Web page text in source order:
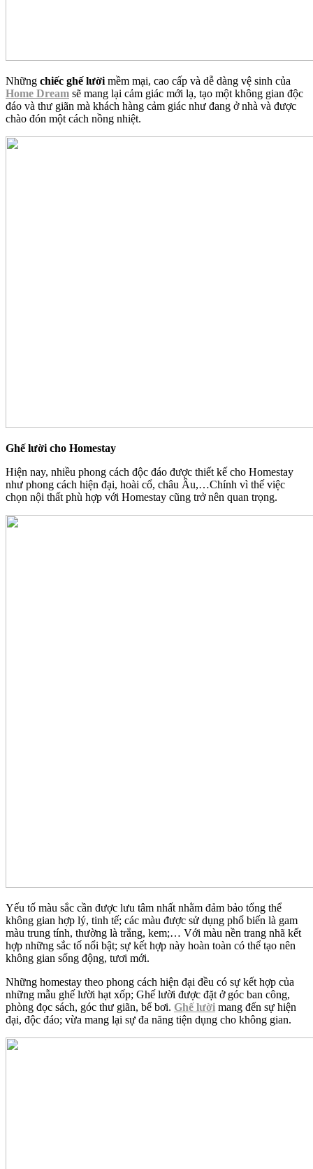
Những chiếc ghế lười mềm mại, cao cấp và dễ dàng vệ sinh của
Home Dream sẽ mang lại cảm giác mới lạ, tạo một không gian độc
đáo và thư giãn mà khách hàng cảm giác như đang ở nhà và được
chào đón một cách nồng nhiệt.
Ghế lười cho Homestay
Hiện nay, nhiều phong cách độc đáo được thiết kế cho Homestay
như phong cách hiện đại, hoài cổ, châu Âu,…Chính vì thế việc
chọn nội thất phù hợp với Homestay cũng trở nên quan trọng.
Yếu tố màu sắc cần được lưu tâm nhất nhằm đảm bảo tổng thể
không gian hợp lý, tinh tế; các màu được sử dụng phổ biến là gam
màu trung tính, thường là trắng, kem;… Với màu nền trang nhã kết
hợp những sắc tố nổi bật; sự kết hợp này hoàn toàn có thể tạo nên
không gian sống động, tươi mới.
Những homestay theo phong cách hiện đại đều có sự kết hợp của
những mẫu ghế lười hạt xốp; Ghế lười được đặt ở góc ban công,
phòng đọc sách, góc thư giãn, bể bơi. Ghế lười mang đến sự hiện
đại, độc đáo; vừa mang lại sự đa năng tiện dụng cho không gian.